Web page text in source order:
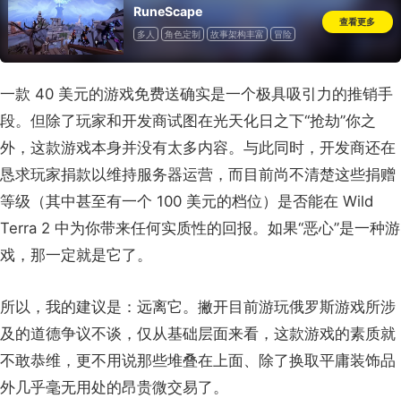
RuneScape
多人 角色定制 故事架构丰富
冒险
非主流经典
经典
PvE
大型多人在线
查看更多
一款 40 美元的游戏免费送确实是一个极具吸引力的推销手
段。但除了玩家和开发商试图在光天化日之下“抢劫”你之
外，这款游戏本身并没有太多内容。与此同时，开发商还在
恳求玩家捐款以维持服务器运营，而目前尚不清楚这些捐赠
等级（其中甚至有一个 100 美元的档位）是否能在 Wild
Terra 2 中为你带来任何实质性的回报。如果“恶心”是一种游
戏，那一定就是它了。
所以，我的建议是：远离它。撇开目前游玩俄罗斯游戏所涉
及的道德争议不谈，仅从基础层面来看，这款游戏的素质就
不敢恭维，更不用说那些堆叠在上面、除了换取平庸装饰品
外几乎毫无用处的昂贵微交易了。